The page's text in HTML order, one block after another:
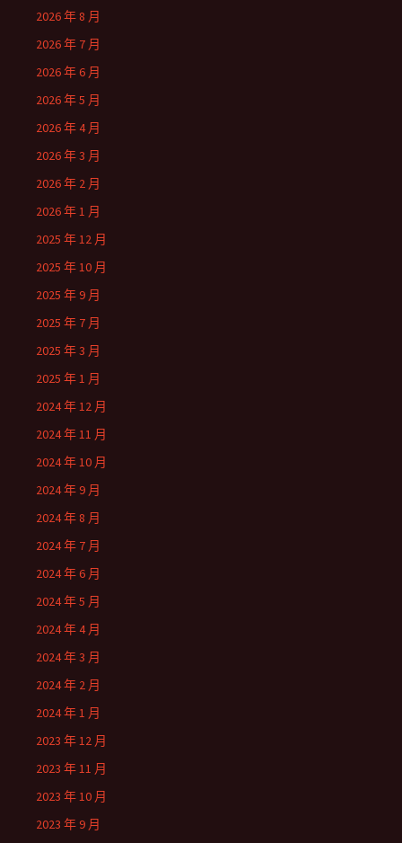
2026 年 8 月
2026 年 7 月
2026 年 6 月
2026 年 5 月
2026 年 4 月
2026 年 3 月
2026 年 2 月
2026 年 1 月
2025 年 12 月
2025 年 10 月
2025 年 9 月
2025 年 7 月
2025 年 3 月
2025 年 1 月
2024 年 12 月
2024 年 11 月
2024 年 10 月
2024 年 9 月
2024 年 8 月
2024 年 7 月
2024 年 6 月
2024 年 5 月
2024 年 4 月
2024 年 3 月
2024 年 2 月
2024 年 1 月
2023 年 12 月
2023 年 11 月
2023 年 10 月
2023 年 9 月